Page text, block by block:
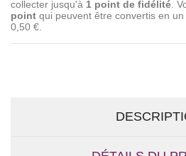
collecter jusqu'à 1 point de fidélité .
point qui peuvent être convertis en
0,50 €